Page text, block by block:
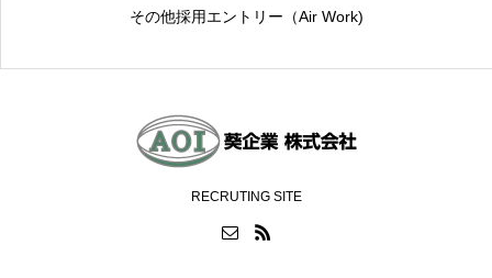
その他採用エントリー（Air Work)
RECRUTING SITE